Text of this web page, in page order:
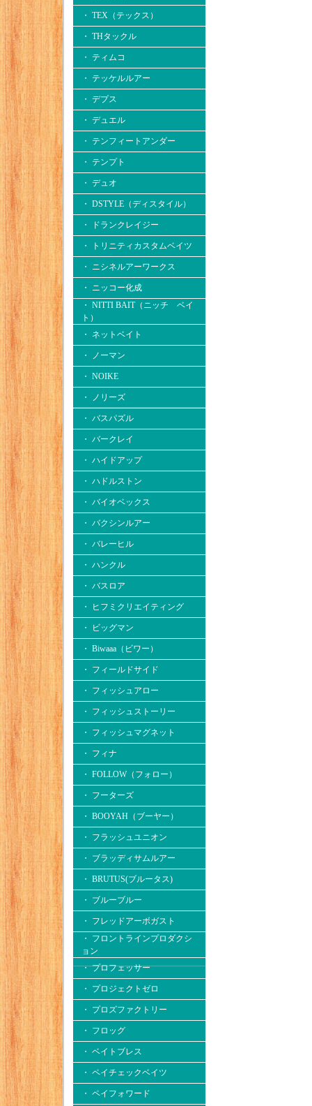
・ TEX（テックス）
・ THタックル
・ ティムコ
・ テッケルルアー
・ デプス
・ デュエル
・ テンフィートアンダー
・ テンプト
・ デュオ
・ DSTYLE（ディスタイル）
・ ドランクレイジー
・ トリニティカスタムベイツ
・ ニシネルアーワークス
・ ニッコー化成
・ NITTI BAIT（ニッチ ベイ
ト）
・ ネットベイト
・ ノーマン
・ NOIKE
・ ノリーズ
・ バスパズル
・ バークレイ
・ ハイドアップ
・ ハドルストン
・ バイオベックス
・ バクシンルアー
・ バレーヒル
・ ハンクル
・ バスロア
・ ヒフミクリエイティング
・ ビッグマン
・ Biwaaa（ビワー）
・ フィールドサイド
・ フィッシュアロー
・ フィッシュストーリー
・ フィッシュマグネット
・ フィナ
・ FOLLOW（フォロー）
・ フーターズ
・ BOOYAH（ブーヤー）
・ フラッシュユニオン
・ ブラッディサムルアー
・ BRUTUS(ブルータス)
・ ブルーブルー
・ フレッドアーボガスト
・ フロントラインプロダクシ
ョン
・ プロフェッサー
・ プロジェクトゼロ
・ プロズファクトリー
・ フロッグ
・ ベイトブレス
・ ペイチェックベイツ
・ ペイフォワード